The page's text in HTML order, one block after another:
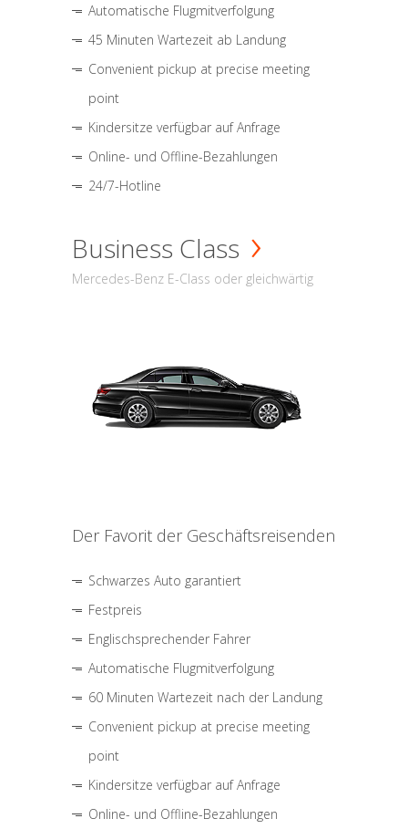
Automatische Flugmitverfolgung
45 Minuten Wartezeit ab Landung
Convenient pickup at precise meeting
point
Kindersitze verfügbar auf Anfrage
Online- und Offline-Bezahlungen
24/7-Hotline
Business Class
Mercedes-Benz E-Class oder gleichwärtig
Der Favorit der Geschäftsreisenden
Schwarzes Auto garantiert
Festpreis
Englischsprechender Fahrer
Automatische Flugmitverfolgung
60 Minuten Wartezeit nach der Landung
Convenient pickup at precise meeting
point
Kindersitze verfügbar auf Anfrage
Online- und Offline-Bezahlungen